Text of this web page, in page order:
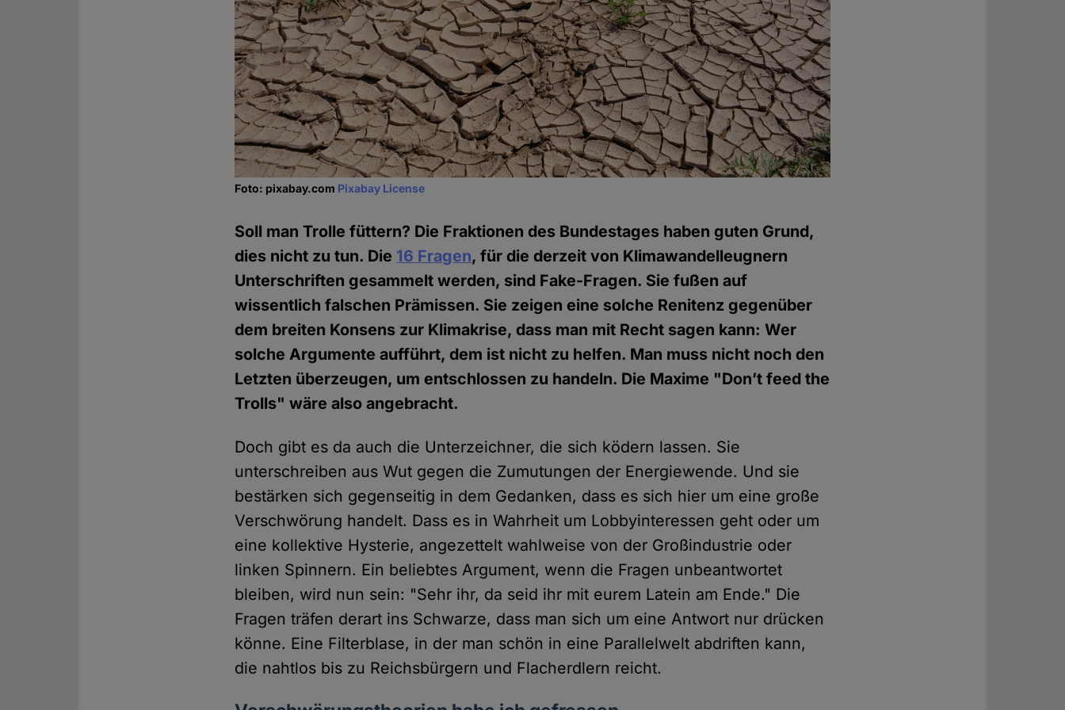
Foto: pixabay.com Pixabay License
Soll man Trolle füttern? Die Fraktionen des Bundestages haben guten Grund,
dies nicht zu tun. Die 16 Fragen, für die derzeit von Klimawandelleugnern
Unterschriften gesammelt werden, sind Fake-Fragen. Sie fußen auf
wissentlich falschen Prämissen. Sie zeigen eine solche Renitenz gegenüber
dem breiten Konsens zur Klimakrise, dass man mit Recht sagen kann: Wer
solche Argumente aufführt, dem ist nicht zu helfen. Man muss nicht noch den
Letzten überzeugen, um entschlossen zu handeln. Die Maxime "Don’t feed the
Trolls" wäre also angebracht.
Doch gibt es da auch die Unterzeichner, die sich ködern lassen. Sie
unterschreiben aus Wut gegen die Zumutungen der Energiewende. Und sie
bestärken sich gegenseitig in dem Gedanken, dass es sich hier um eine große
Verschwörung handelt. Dass es in Wahrheit um Lobbyinteressen geht oder um
eine kollektive Hysterie, angezettelt wahlweise von der Großindustrie oder
linken Spinnern. Ein beliebtes Argument, wenn die Fragen unbeantwortet
bleiben, wird nun sein: "Sehr ihr, da seid ihr mit eurem Latein am Ende." Die
Fragen träfen derart ins Schwarze, dass man sich um eine Antwort nur drücken
könne. Eine Filterblase, in der man schön in eine Parallelwelt abdriften kann,
die nahtlos bis zu Reichsbürgern und Flacherdlern reicht.